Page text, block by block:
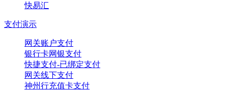
快易汇
支付演示
网关账户支付
银行卡网银支付
快捷支付-已绑定支付
网关线下支付
神州行充值卡支付